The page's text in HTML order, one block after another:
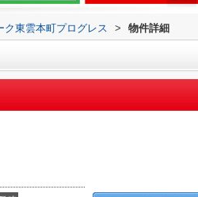
ク東雲本町プログレス > 物件詳細